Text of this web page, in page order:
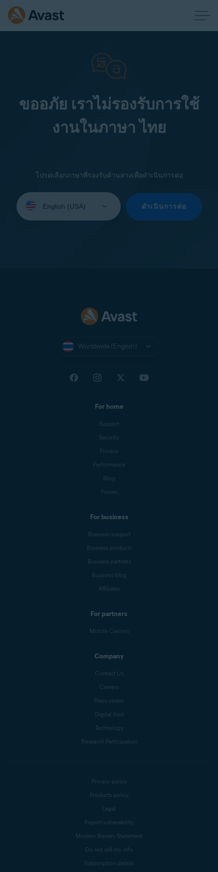
ขออภัย เราไม่รองรับการใช้
งานในภาษา ไทย
โปรดเลือกภาษาที่รองรับด้านล่างเพื่อดำเนินการต่อ
your
ดำเนินการต่อ
Worldwide (English)
For home
Support
Security
Privacy
Performance
Blog
Forum
For business
Business support
Business products
Business partners
Business blog
Affiliates
For partners
Mobile Carriers
Company
Contact Us
Careers
Press center
Digital trust
Technology
Research Participation
Privacy policy
Products policy
Legal
Report vulnerability
Modern Slavery Statement
Do not sell my info
Subscription details